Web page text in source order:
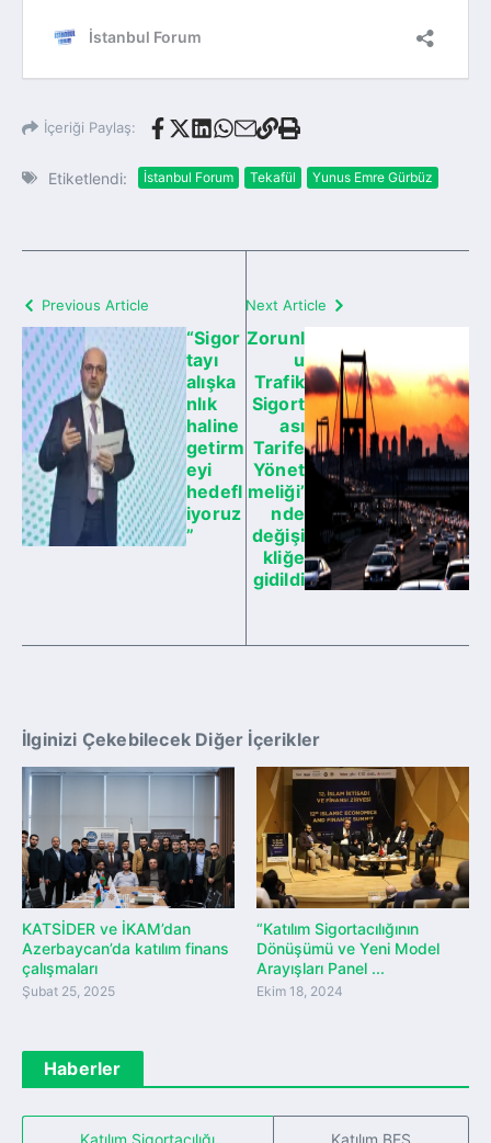
İçeriği Paylaş:
Etiketlendi: İstanbul Forum Tekafül Yunus Emre Gürbüz
Previous Article
“Sigor
tayı
alışka
nlık
haline
getirm
eyi
hedefl
iyoruz
”
Next Article
Zorunl
u
Trafik
Sigort
ası
Tarife
Yönet
meliği’
nde
değişi
kliğe
gidildi
İlginizi Çekebilecek Diğer İçerikler
KATSİDER ve İKAM’dan
Azerbaycan’da katılım finans
çalışmaları
Şubat 25, 2025
“Katılım Sigortacılığının
Dönüşümü ve Yeni Model
Arayışları Panel ...
Ekim 18, 2024
Haberler
Katılım Sigortacılığı Katılım BES